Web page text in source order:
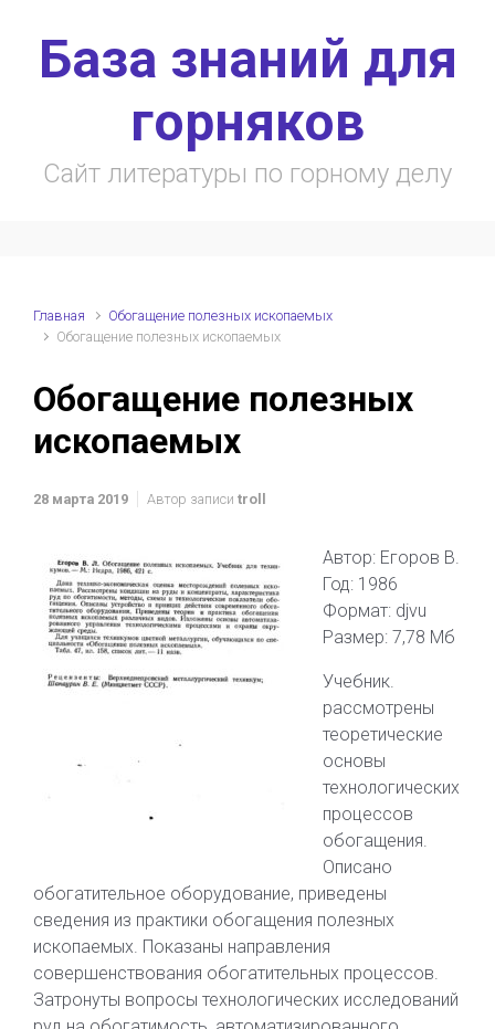
База знаний для
горняков
Сайт литературы по горному делу
Главная
Обогащение полезных ископаемых
Обогащение полезных ископаемых
Обогащение полезных
ископаемых
28 марта 2019 Автор записи troll
Автор: Егоров В.
Год: 1986
Формат: djvu
Размер: 7,78 Мб
Учебник.
рассмотрены
теоретические
основы
технологических
процессов
обогащения.
Описано
обогатительное оборудование, приведены
сведения из практики обогащения полезных
ископаемых. Показаны направления
совершенствования обогатительных процессов.
Затронуты вопросы технологических исследований